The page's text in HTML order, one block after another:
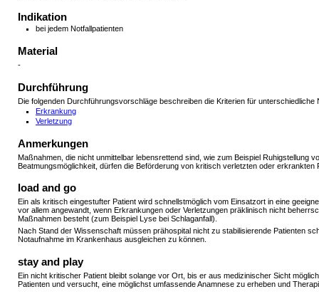
Indikation
bei jedem Notfallpatienten
Material
-
Durchführung
Die folgenden Durchführungsvorschläge beschreiben die Kriterien für unterschiedliche
Erkrankung
Verletzung
Anmerkungen
Maßnahmen, die nicht unmittelbar lebensrettend sind, wie zum Beispiel Ruhigstellung
Beatmungsmöglichkeit, dürfen die Beförderung von kritisch verletzten oder erkrankten
load and go
Ein als kritisch eingestufter Patient wird schnellstmöglich vom Einsatzort in eine
vor allem angewandt, wenn Erkrankungen oder Verletzungen präklinisch nicht
Maßnahmen besteht (zum Beispiel Lyse bei Schlaganfall).
Nach Stand der Wissenschaft müssen prähospital nicht zu stabilisierende Patienten
Notaufnahme im Krankenhaus ausgleichen zu können.
stay and play
Ein nicht kritischer Patient bleibt solange vor Ort, bis er aus medizinischer Sicht
Patienten und versucht, eine möglichst umfassende Anamnese zu erheben und